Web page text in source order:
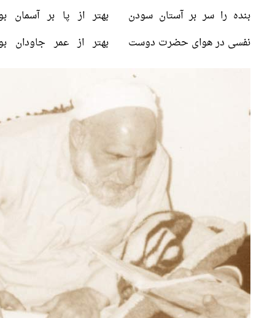
بنده را سر بر آستان سودن
بهتر از پا بر آسمان
نفسی در هوای حضرت دوست
بهتر از عمر جاودان